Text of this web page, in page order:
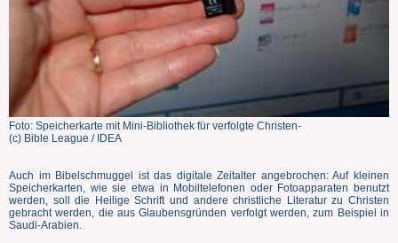
Foto: Speicherkarte mit Mini-Bibliothek für verfolgte Christen-
(c) Bible League / IDEA
Auch im Bibelschmuggel ist das digitale Zeitalter angebrochen: Auf kleinen
Speicherkarten, wie sie etwa in Mobiltelefonen oder Fotoapparaten benutzt
werden, soll die Heilige Schrift und andere christliche Literatur zu Christen
gebracht werden, die aus Glaubensgründen verfolgt werden, zum Beispiel in
Saudi-Arabien.